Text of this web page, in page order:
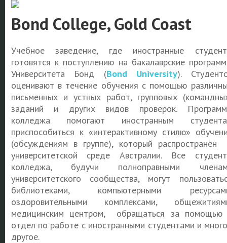
Bond College, Gold Coast
Учебное заведение, где иностранные
готовятся к поступлению на бакалаврские
Университета Бонд (Bond University).
оценивают в течение обучения с помощью
письменных и устных работ, групповых
заданий и других видов проверок.
колледжа помогают иностранным
приспособиться к «интерактивному стилю»
(обсуждениям в группе), который распространён
университетской среде Австралии. Все
колледжа, будучи полноправными
университетского сообщества, могут
библиотеками, компьютерными
оздоровительными комплексами,
медицинским центром, обращаться за помощью
отдел по работе с иностранными студентами и
другое.